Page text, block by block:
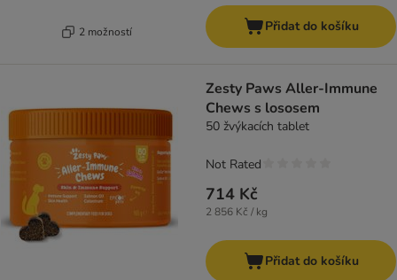
2 možností Přidat do košíku
Zesty Paws Aller-Immune
Chews s lososem
50 žvýkacích tablet
714 Kč
2 856 Kč / kg
Not Rated
Přidat do košíku